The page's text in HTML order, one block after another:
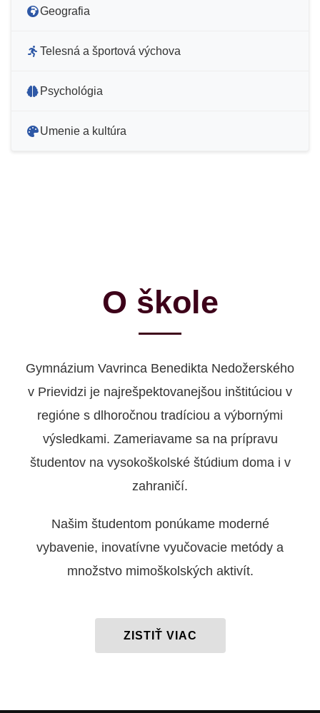
Geografia
Telesná a športová výchova
Psychológia
Umenie a kultúra
O škole
Gymnázium Vavrinca Benedikta Nedožerského
v Prievidzi je najrešpektovanejšou inštitúciou v
regióne s dlhoročnou tradíciou a výbornými
výsledkami. Zameriavame sa na prípravu
študentov na vysokoškolské štúdium doma i v
zahraničí.
Našim študentom ponúkame moderné
vybavenie, inovatívne vyučovacie metódy a
množstvo mimoškolských aktivít.
ZISTIŤ VIAC